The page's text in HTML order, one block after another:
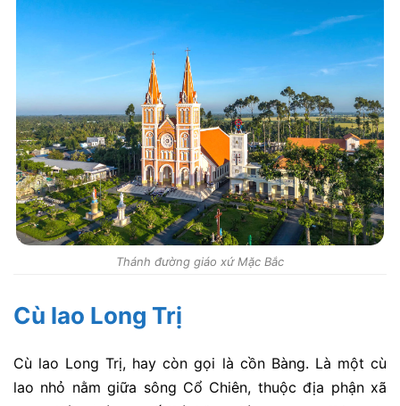
Thánh đường giáo xứ Mặc Bắc
Cù lao Long Trị
Cù lao Long Trị, hay còn gọi là cồn Bàng. Là một cù
lao nhỏ nằm giữa sông Cổ Chiên, thuộc địa phận xã